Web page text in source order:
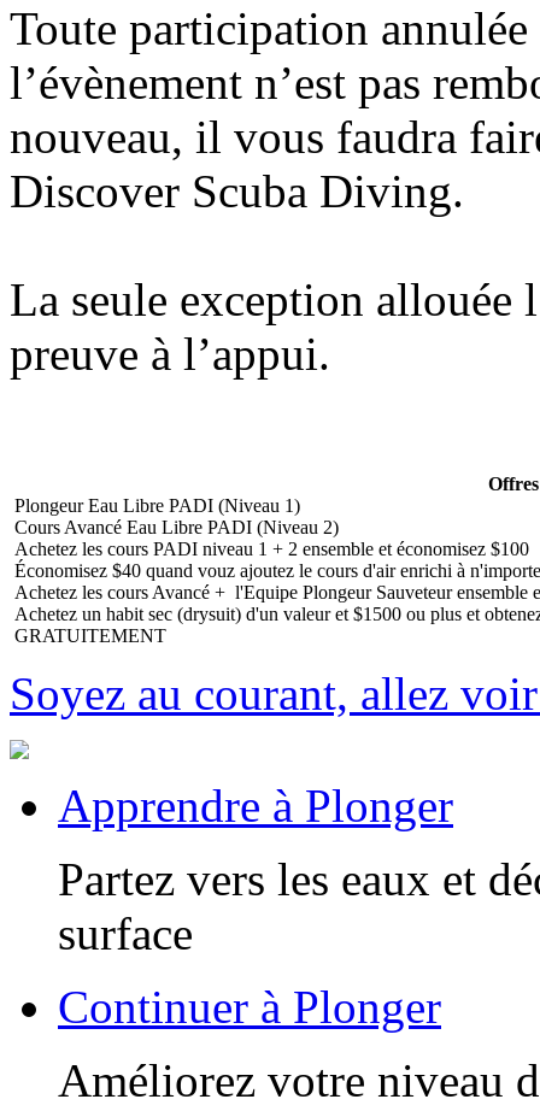
Toute participation
l’évènement n’est pas
nouveau, il vous faudra
Discover Scuba Diving.
La seule exception allouée
preuve à l’appui.
Plongeur Eau Libre PADI (Niveau 1)
Cours Avancé Eau Libre PADI (Niveau 2)
Achetez les cours PADI niveau 1 + 2 ensemble et économisez $100
Économisez $40 quand vouz ajoutez le cours d'air enrichi à
Achetez les cours Avancé + l'Equipe Plongeur Sauveteur ensemble
Achetez un habit sec (drysuit) d'un valeur et $1500 ou plus et
GRATUITEMENT
Soyez au courant, allez
Apprendre à Plonger
Partez vers les eaux et
surface
Continuer à Plonger
Améliorez votre niveau